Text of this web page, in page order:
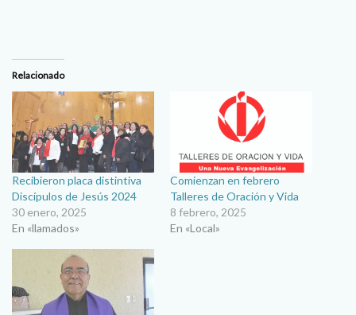
Relacionado
Recibieron placa distintiva
Discípulos de Jesús 2024
30 enero, 2025
En «llamados»
Comienzan en febrero
Talleres de Oración y Vida
8 febrero, 2025
En «Local»